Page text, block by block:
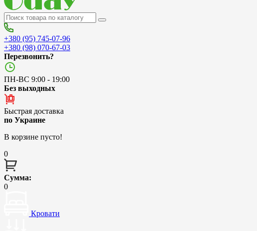
+380 (95) 745-07-96
+380 (98) 070-67-03
Перезвонить?
ПН-ВС 9:00 - 19:00
Без выходных
Быстрая доставка
по Украине
В корзине пусто!
0
Сумма:
0
Кровати